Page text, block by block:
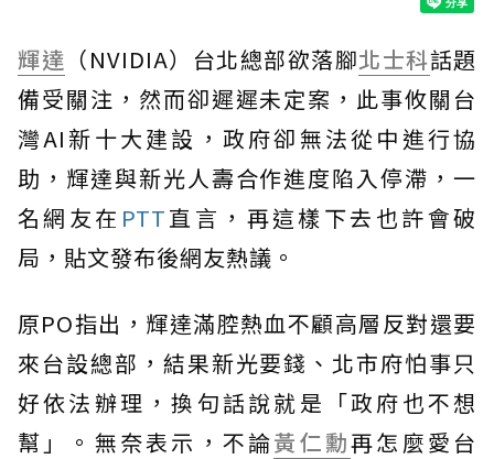
輝達 （NVIDIA）台北總部欲落腳北士科話題
備受關注，然而卻遲遲未定案，此事攸關台
灣AI新十大建設，政府卻無法從中進行協
助，輝達與新光人壽合作進度陷入停滯，一
名網友在 PTT直言，再這樣下去也許會破
局，貼文發布後網友熱議。
原PO指出，輝達滿腔熱血不顧高層反對還要
來台設總部，結果新光要錢、北市府怕事只
好依法辦理，換句話說就是「政府也不想
幫」。無奈表示，不論黃仁勳再怎麼愛台